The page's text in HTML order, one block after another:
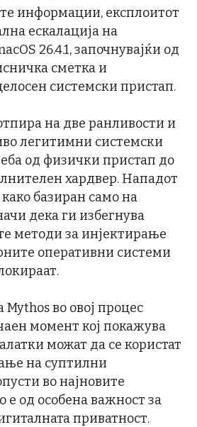
информации, експлоитот
ескалација на
26.4.1, започнувајќи од
сметка и
системски пристап.
на две ранливости и
легитимни системски
од физички пристап до
хардвер. Нападот
базиран само на
дека ги избегнува
методи за инјектирање
оперативни системи
во овој процес
момент кој покажува
можат да се користат
на суптилни
во најновите
е од особена важност за
приватност.